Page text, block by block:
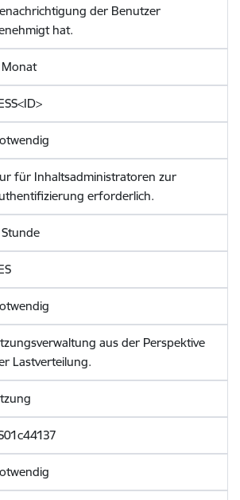
der Benutzer
hat.
für Inhaltsadministratoren zur
erforderlich.
aus der Perspektive
Lastverteilung.